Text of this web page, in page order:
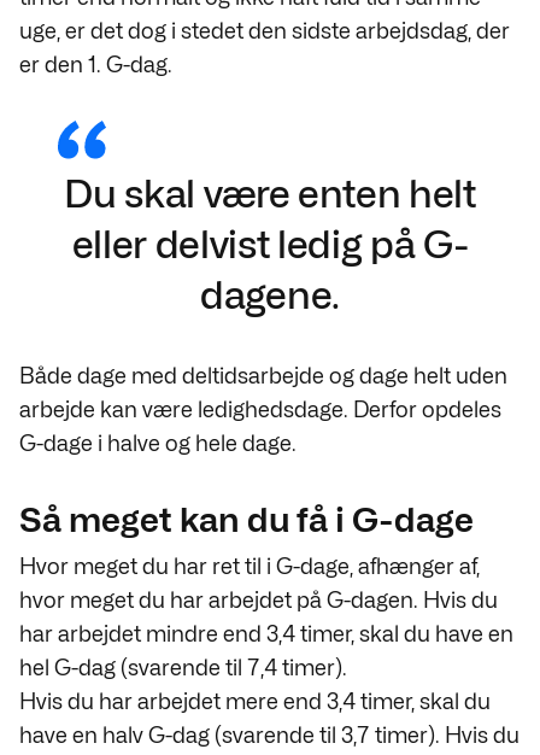
uge, er det dog i stedet den sidste arbejdsdag, der
er den 1. G-dag.
Du skal være enten helt
eller delvist ledig på G-
dagene.
Både dage med deltidsarbejde og dage helt uden
arbejde kan være ledighedsdage. Derfor opdeles
G-dage i halve og hele dage.
Så meget kan du få i G-dage
Hvor meget du har ret til i G-dage, afhænger af,
hvor meget du har arbejdet på G-dagen. Hvis du
har arbejdet mindre end 3,4 timer, skal du have en
hel G-dag (svarende til 7,4 timer).
Hvis du har arbejdet mere end 3,4 timer, skal du
have en halv G-dag (svarende til 3,7 timer). Hvis du